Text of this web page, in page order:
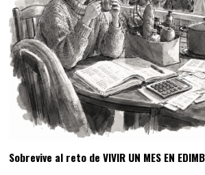
Sobrevive al reto de VIVIR UN MES EN